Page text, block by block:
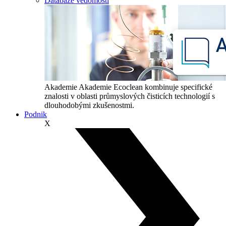
Akademie Akademie Ecoclean kombinuje specifické
znalosti v oblasti průmyslových čisticích technologií s
dlouhodobými zkušenostmi.
Podnik
X